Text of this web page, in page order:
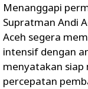
Menanggapi
Supratman Andi
Aceh segera
intensif dengan
menyatakan siap
percepatan